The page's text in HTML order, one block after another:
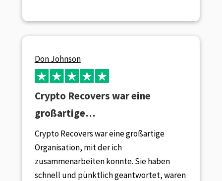
Don Johnson
Crypto Recovers war eine
großartige…
Crypto Recovers war eine großartige
Organisation, mit der ich
zusammenarbeiten konnte. Sie haben
schnell und pünktlich geantwortet, waren